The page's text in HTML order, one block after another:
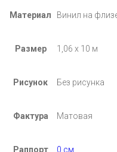
Материал Винил на
Размер 1,06 х 10 м
Рисунок Без рисунка
Фактура Матовая
Раппорт 0 см